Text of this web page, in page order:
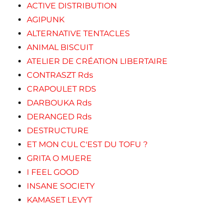
ACTIVE DISTRIBUTION
AGIPUNK
ALTERNATIVE TENTACLES
ANIMAL BISCUIT
ATELIER DE CRÉATION LIBERTAIRE
CONTRASZT Rds
CRAPOULET RDS
DARBOUKA Rds
DERANGED Rds
DESTRUCTURE
ET MON CUL C'EST DU TOFU ?
GRITA O MUERE
I FEEL GOOD
INSANE SOCIETY
KAMASET LEVYT